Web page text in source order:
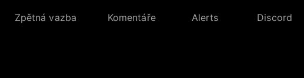
Zpětná vazba Komentáře Alerts Discord